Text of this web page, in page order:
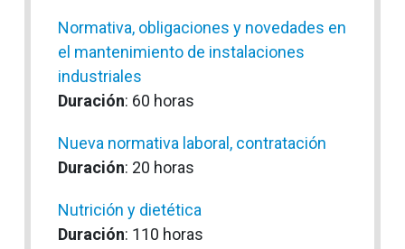
Normativa, obligaciones y novedades en
el mantenimiento de instalaciones
industriales
Duración: 60 horas
Nueva normativa laboral, contratación
Duración: 20 horas
Nutrición y dietética
Duración: 110 horas